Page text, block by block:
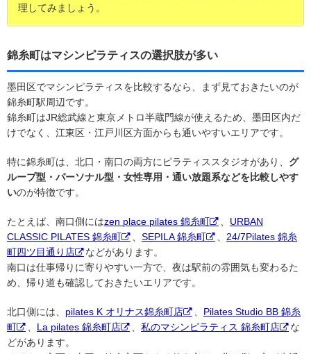
理してみましょう。
錦糸町はマシンピラティスの選択肢が多い
墨田区でマシンピラティスを比較するなら、まず見ておきたいのが
錦糸町駅周辺です。
錦糸町はJR総武線と東京メトロ半蔵門線が使えるため、墨田区内だ
けでなく、江東区・江戸川区方面からも通いやすいエリアです。
特に錦糸町は、北口・南口の両方にピラティススタジオがあり、 グ
ループ型・パーソナル型・女性専用・通い放題系などを比較しやす
いのが特徴です。
たとえば、南口側にはzen place pilates 錦糸町
URBAN
CLASSIC PILATES 錦糸町
SEPILA 錦糸町
24/7Pilates 錦糸
町四ツ目通り店
などがあります。
南口は仕事帰りに寄りやすい一方で、夜は駅前の雰囲気も変わるた
め、帰り道も確認しておきたいエリアです。
北口側には、 pilates K オリナス錦糸町店
Pilates Studio BB 錦糸
町
La pilates 錦糸町店 私のマシンピラティス 錦糸町店
な
どがあります。